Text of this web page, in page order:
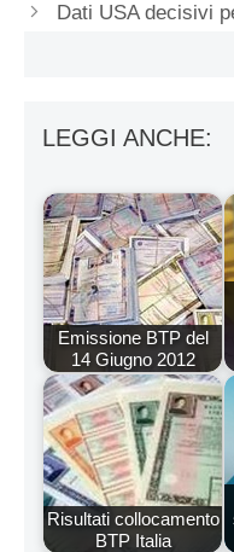
Dati USA decisivi
LEGGI ANCHE:
Emissione BTP del
14 Giugno 2012
Risultati collocamento
BTP Italia